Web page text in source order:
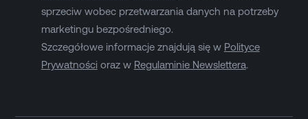
sprzeciw wobec przetwarzania danych na potrzeby
marketingu bezpośredniego.
Szczegółowe informacje znajdują się w Polityce
Prywatności oraz w Regulaminie Newslettera.